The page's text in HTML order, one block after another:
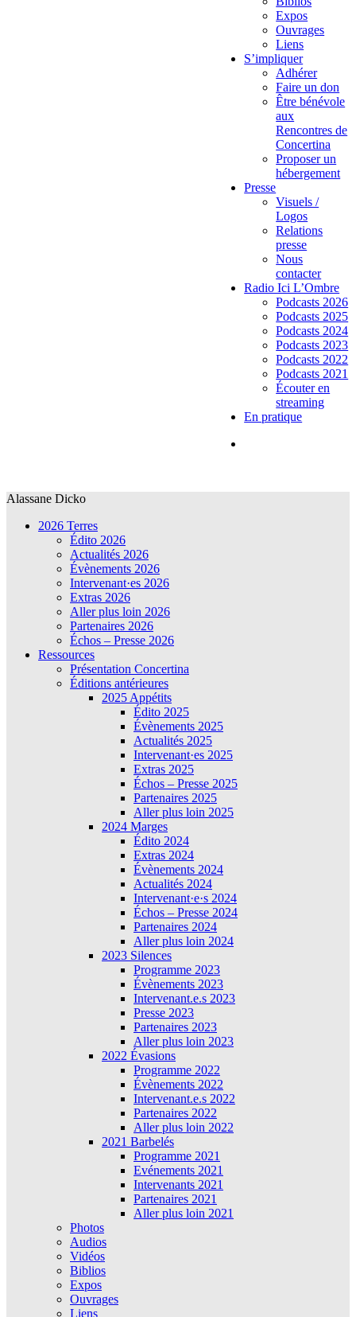
Expos
Ouvrages
Liens
S’impliquer
Adhérer
Faire un don
Être bénévole
aux
Rencontres de
Concertina
Proposer un
hébergement
Presse
Visuels /
Logos
Relations
presse
Nous
contacter
Radio Ici L’Ombre
Podcasts 2026
Podcasts 2025
Podcasts 2024
Podcasts 2023
Podcasts 2022
Podcasts 2021
Écouter en
streaming
En pratique
Alassane Dicko
2026 Terres
Édito 2026
Actualités 2026
Évènements 2026
Intervenant·es 2026
Extras 2026
Aller plus loin 2026
Partenaires 2026
Échos – Presse 2026
Ressources
Présentation Concertina
Éditions antérieures
2025 Appétits
Édito 2025
Évènements 2025
Actualités 2025
Intervenant·es 2025
Extras 2025
Échos – Presse 2025
Partenaires 2025
Aller plus loin 2025
2024 Marges
Édito 2024
Extras 2024
Évènements 2024
Actualités 2024
Intervenant·e·s 2024
Échos – Presse 2024
Partenaires 2024
Aller plus loin 2024
2023 Silences
Programme 2023
Évènements 2023
Intervenant.e.s 2023
Presse 2023
Partenaires 2023
Aller plus loin 2023
2022 Évasions
Programme 2022
Évènements 2022
Intervenant.e.s 2022
Partenaires 2022
Aller plus loin 2022
2021 Barbelés
Programme 2021
Evénements 2021
Intervenants 2021
Partenaires 2021
Aller plus loin 2021
Photos
Audios
Vidéos
Biblios
Expos
Ouvrages
Liens